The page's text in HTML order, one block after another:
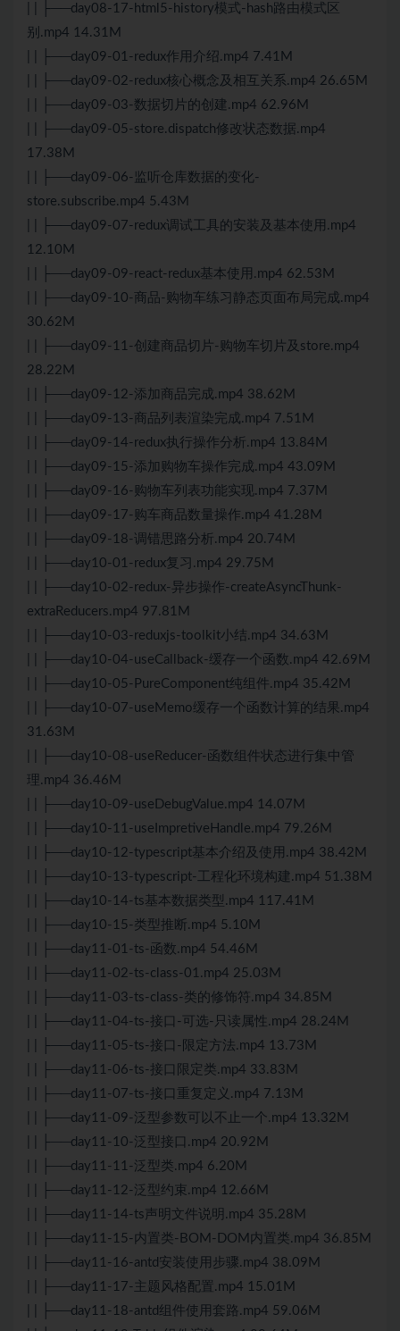
| | ├──day08-17-html5-history模式-hash路由模式区
别.mp4 14.31M
| | ├──day09-01-redux作用介绍.mp4 7.41M
| | ├──day09-02-redux核心概念及相互关系.mp4 26.65M
| | ├──day09-03-数据切片的创建.mp4 62.96M
| | ├──day09-05-store.dispatch修改状态数据.mp4
17.38M
| | ├──day09-06-监听仓库数据的变化-
store.subscribe.mp4 5.43M
| | ├──day09-07-redux调试工具的安装及基本使用.mp4
12.10M
| | ├──day09-09-react-redux基本使用.mp4 62.53M
| | ├──day09-10-商品-购物车练习静态页面布局完成.mp4
30.62M
| | ├──day09-11-创建商品切片-购物车切片及store.mp4
28.22M
| | ├──day09-12-添加商品完成.mp4 38.62M
| | ├──day09-13-商品列表渲染完成.mp4 7.51M
| | ├──day09-14-redux执行操作分析.mp4 13.84M
| | ├──day09-15-添加购物车操作完成.mp4 43.09M
| | ├──day09-16-购物车列表功能实现.mp4 7.37M
| | ├──day09-17-购车商品数量操作.mp4 41.28M
| | ├──day09-18-调错思路分析.mp4 20.74M
| | ├──day10-01-redux复习.mp4 29.75M
| | ├──day10-02-redux-异步操作-createAsyncThunk-
extraReducers.mp4 97.81M
| | ├──day10-03-reduxjs-toolkit小结.mp4 34.63M
| | ├──day10-04-useCallback-缓存一个函数.mp4 42.69M
| | ├──day10-05-PureComponent纯组件.mp4 35.42M
| | ├──day10-07-useMemo缓存一个函数计算的结果.mp4
31.63M
| | ├──day10-08-useReducer-函数组件状态进行集中管
理.mp4 36.46M
| | ├──day10-09-useDebugValue.mp4 14.07M
| | ├──day10-11-useImpretiveHandle.mp4 79.26M
| | ├──day10-12-typescript基本介绍及使用.mp4 38.42M
| | ├──day10-13-typescript-工程化环境构建.mp4 51.38M
| | ├──day10-14-ts基本数据类型.mp4 117.41M
| | ├──day10-15-类型推断.mp4 5.10M
| | ├──day11-01-ts-函数.mp4 54.46M
| | ├──day11-02-ts-class-01.mp4 25.03M
| | ├──day11-03-ts-class-类的修饰符.mp4 34.85M
| | ├──day11-04-ts-接口-可选-只读属性.mp4 28.24M
| | ├──day11-05-ts-接口-限定方法.mp4 13.73M
| | ├──day11-06-ts-接口限定类.mp4 33.83M
| | ├──day11-07-ts-接口重复定义.mp4 7.13M
| | ├──day11-09-泛型参数可以不止一个.mp4 13.32M
| | ├──day11-10-泛型接口.mp4 20.92M
| | ├──day11-11-泛型类.mp4 6.20M
| | ├──day11-12-泛型约束.mp4 12.66M
| | ├──day11-14-ts声明文件说明.mp4 35.28M
| | ├──day11-15-内置类-BOM-DOM内置类.mp4 36.85M
| | ├──day11-16-antd安装使用步骤.mp4 38.09M
| | ├──day11-17-主题风格配置.mp4 15.01M
| | ├──day11-18-antd组件使用套路.mp4 59.06M